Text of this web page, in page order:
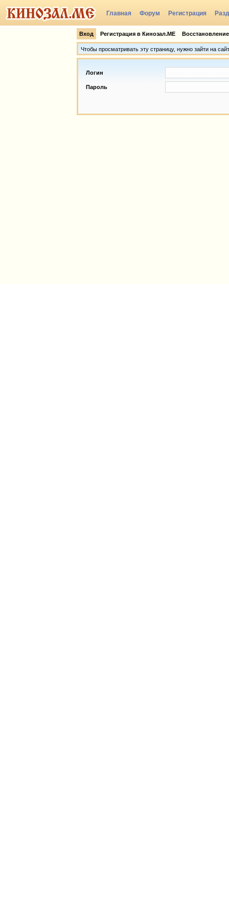
Главная Форум Регистрация
Вход Регистрация в Кинозал.МЕ
Чтобы просматривать эту страницу, нужно зайти на сайт
Логин
Пароль